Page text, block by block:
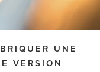
UNE
VERSION